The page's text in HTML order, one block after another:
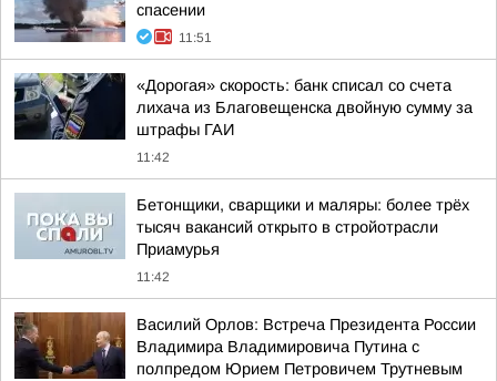
спасении
11:51
«Дорогая» скорость: банк списал со счета
лихача из Благовещенска двойную сумму за
штрафы ГАИ
11:42
Бетонщики, сварщики и маляры: более трёх
тысяч вакансий открыто в стройотрасли
Приамурья
11:42
Василий Орлов: Встреча Президента России
Владимира Владимировича Путина с
полпредом Юрием Петровичем Трутневым